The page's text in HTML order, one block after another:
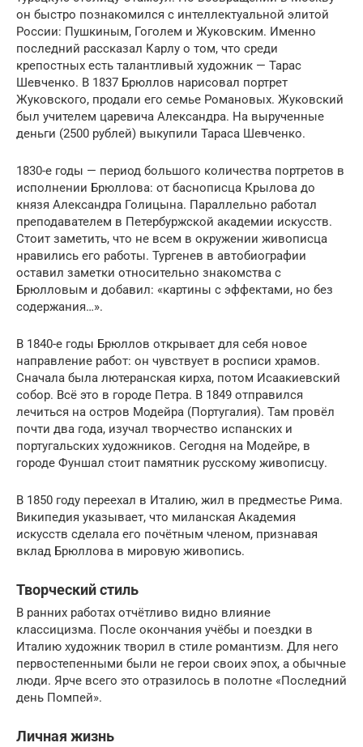
он быстро познакомился с интеллектуальной элитой
России: Пушкиным, Гоголем и Жуковским. Именно
последний рассказал Карлу о том, что среди
крепостных есть талантливый художник — Тарас
Шевченко. В 1837 Брюллов нарисовал портрет
Жуковского, продали его семье Романовых. Жуковский
был учителем царевича Александра. На вырученные
деньги (2500 рублей) выкупили Тараса Шевченко.
1830-е годы — период большого количества портретов в
исполнении Брюллова: от баснописца Крылова до
князя Александра Голицына. Параллельно работал
преподавателем в Петербуржской академии искусств.
Стоит заметить, что не всем в окружении живописца
нравились его работы. Тургенев в автобиографии
оставил заметки относительно знакомства с
Брюлловым и добавил: «картины с эффектами, но без
содержания…».
В 1840-е годы Брюллов открывает для себя новое
направление работ: он чувствует в росписи храмов.
Сначала была лютеранская кирха, потом Исаакиевский
собор. Всё это в городе Петра. В 1849 отправился
лечиться на остров Модейра (Португалия). Там провёл
почти два года, изучал творчество испанских и
португальских художников. Сегодня на Модейре, в
городе Фуншал стоит памятник русскому живописцу.
В 1850 году переехал в Италию, жил в предместье Рима.
Википедия указывает, что миланская Академия
искусств сделала его почётным членом, признавая
вклад Брюллова в мировую живопись.
Творческий стиль
В ранних работах отчётливо видно влияние
классицизма. После окончания учёбы и поездки в
Италию художник творил в стиле романтизм. Для него
первостепенными были не герои своих эпох, а обычные
люди. Ярче всего это отразилось в полотне «Последний
день Помпей».
Личная жизнь